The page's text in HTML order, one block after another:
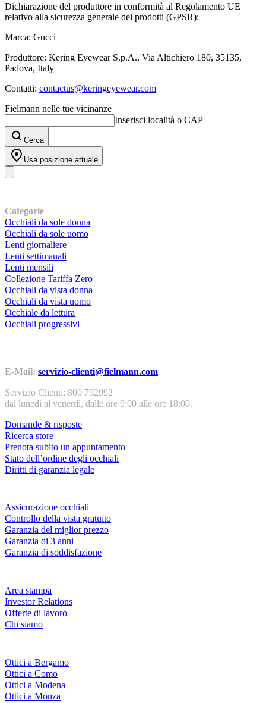
Dichiarazione del produttore in conformità al Regolamento UE
relativo alla sicurezza generale dei prodotti (GPSR):
Marca: Gucci
Produttore: Kering Eyewear S.p.A., Via Altichiero 180, 35135,
Padova, Italy
Contatti: contactus@keringeyewear.com
Fielmann nelle tue vicinanze
Inserisci località o CAP
Cerca
Usa posizione attuale
Categorie
Occhiali da sole donna
Occhiali da sole uomo
Lenti giornaliere
Lenti settimanali
Lenti mensili
Collezione Tariffa Zero
Occhiali da vista donna
Occhiali da vista uomo
Occhiale da lettura
Occhiali progressivi
E-Mail: servizio-clienti@fielmann.com
Servizio Clienti: 800 792992
dal lunedì al venerdì, dalle ore 9:00 alle ore 18:00.
Domande & risposte
Ricerca store
Prenota subito un appuntamento
Stato dell’ordine degli occhiali
Diritti di garanzia legale
Assicurazione occhiali
Controllo della vista gratuito
Garanzia del miglior prezzo
Garanzia di 3 anni
Garanzia di soddisfazione
Area stampa
Investor Relations
Offerte di lavoro
Chi siamo
Ottici a Bergamo
Ottici a Como
Ottici a Modena
Ottici a Monza